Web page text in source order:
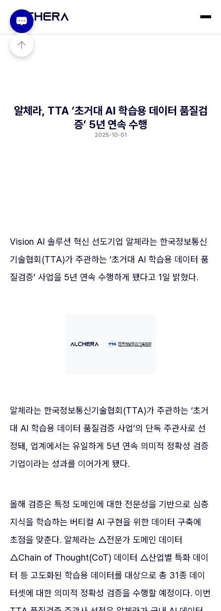
알체라, TTA ‘초거대 AI 학습용 데이터 품질검
증’ 5년 연속 수행
2025-10-01
Vision AI 솔루션 혁신 선도기업 알체라는 한국정보통신
기술협회(TTA)가 주관하는 ‘초거대 AI 학습용 데이터 품
질검증’ 사업을 5년 연속 수행하게 됐다고 1일 밝혔다.
알체라는 한국정보통신기술협회(TTA)가 주관하는 ‘초거
대 AI 학습용 데이터 품질검증 사업’의 단독 주관사로 선
정돼, 업계에서는 유일하게 5년 연속 의미적 정확성 검증
기업이라는 성과를 이어가게 됐다.
올해 검증은 특정 도메인에 대한 전문성을 기반으로 심층
지식을 학습하는 버티컬 AI 구현을 위한 데이터 구축에
초점을 맞춘다. 알체라는 △전문가 도메인 데이터
△Chain of Thought(CoT) 데이터 △산업별 특화 데이
터 등 고도화된 학습용 데이터를 대상으로 총 31종 데이
터셋에 대한 의미적 정확성 검증을 수행할 예정이다. 이번